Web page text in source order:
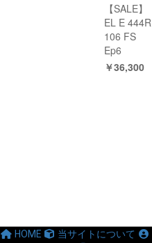
【SALE】
EL E 444R
106 FS
Ep6
￥36,300
HOME 当サイトについて